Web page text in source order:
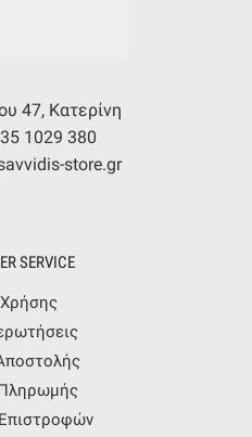
47, Κατερίνη
1029 380
store.gr
SERVICE